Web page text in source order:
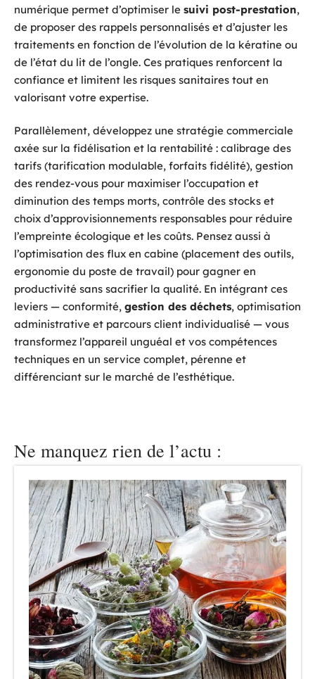
numérique permet d’optimiser le suivi post-prestation,
de proposer des rappels personnalisés et d’ajuster les
traitements en fonction de l’évolution de la kératine ou
de l’état du lit de l’ongle. Ces pratiques renforcent la
confiance et limitent les risques sanitaires tout en
valorisant votre expertise.
Parallèlement, développez une stratégie commerciale
axée sur la fidélisation et la rentabilité : calibrage des
tarifs (tarification modulable, forfaits fidélité), gestion
des rendez-vous pour maximiser l’occupation et
diminution des temps morts, contrôle des stocks et
choix d’approvisionnements responsables pour réduire
l’empreinte écologique et les coûts. Pensez aussi à
l’optimisation des flux en cabine (placement des outils,
ergonomie du poste de travail) pour gagner en
productivité sans sacrifier la qualité. En intégrant ces
leviers — conformité, gestion des déchets, optimisation
administrative et parcours client individualisé — vous
transformez l’appareil unguéal et vos compétences
techniques en un service complet, pérenne et
différenciant sur le marché de l’esthétique.
Ne manquez rien de l’actu :